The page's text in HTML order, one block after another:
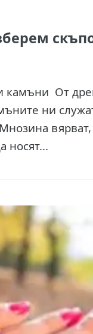
камъни От
ни
вярват,
носят...